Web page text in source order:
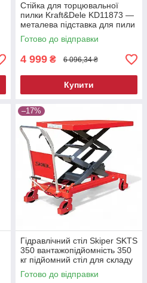
Стійка для торцювальної
пилки Kraft&Dele KD11873 —
металева підставка для пили
Готово до відправки
4 999 ₴ 6 096,34 ₴
Купити
–17%
Гідравлічний стіл Skiper SKTS
350 вантажопідйомність 350
кг підйомний стіл для складу
та СТО
Готово до відправки